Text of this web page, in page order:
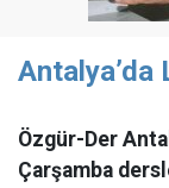
Antalya’da
Özgür-Der
Çarşamba